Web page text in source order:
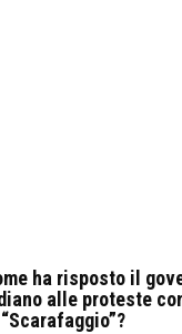
ha risposto il
alle proteste
“Scarafaggio”?